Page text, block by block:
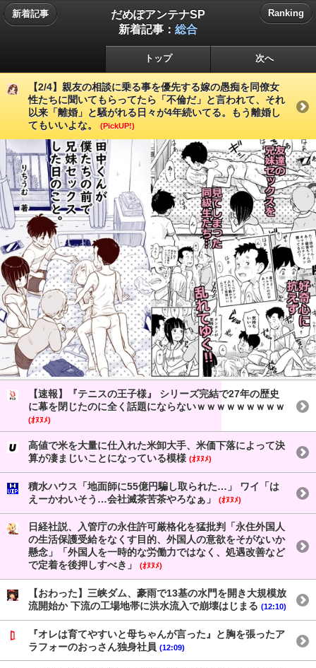
新着記事
だめぽアンテナSP
新着記事： 総合
Ranking
トップ 次へ
【2/4】親友の相談に乗る事を優先する嫁の愚痴を同僚女
性たちに聞いてもらってたら「不倫だ」と言われて、それ
以来「離婚」と騒がれる日々が4年続いてる。もう離婚し
てもいいよな。
(PickUP!)
【速報】『テニスの王子様』 シリーズ完結で27年の歴史
に幕を閉じたのに全く話題にならないｗｗｗｗｗｗｗｗｗ
(ｵﾇﾇﾒ)
高値で米を大量に仕入れた米卸大手、米価下落によって決
算が凄まじいことになっている模様 (ｵﾇﾇﾒ)
積水ハウス「地面師に55億円騙し取られた…」 ワイ「は
えーかわいそう…会社滅茶苦茶やろなぁ」
(ｵﾇﾇﾒ)
日経社説、入管庁の永住許可厳格化を猛批判「永住外国人
の生活保護受給をなくす目的、外国人の意欲をそがないか
懸念」「外国人を一時的な労働力ではなく、処遇改善など
で定着を後押しすべき」
(ｵﾇﾇﾒ)
【おわった】三峡ダム、豪雨で13基の水門を開き大規模放
流開始か 下流の工場地帯に洪水流入で崩壊はじまる (12:10)
『オレは育てやすいと母ちゃんが言った』と胸を張ったア
ラフォーのおっさん独身社員 (12:09)